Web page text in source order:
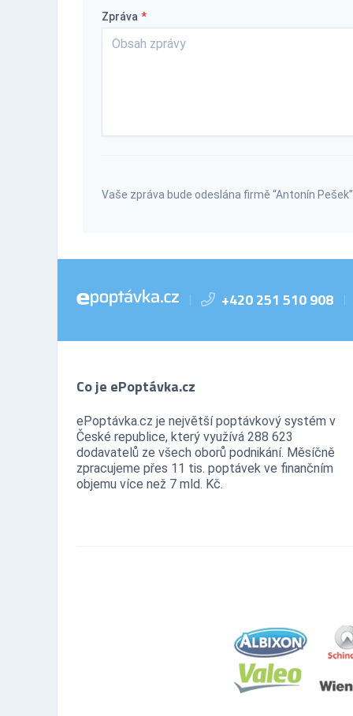
Zpráva *
Vaše zpráva bude odeslána firmě “Antonín Pešek”
| +420 251 510 908 |
Co je ePoptávka.cz
ePoptávka.cz je největší poptávkový systém v
České republice, který využívá 288 623
dodavatelů ze všech oborů podnikání. Měsíčně
zpracujeme přes 11 tis. poptávek ve finančním
objemu více než 7 mld. Kč.